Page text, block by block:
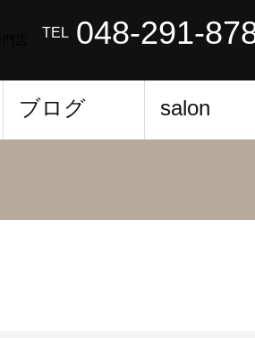
TEL 048-291-
ブログ salon